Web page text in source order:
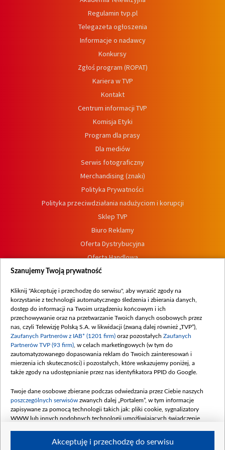
Regulamin tvp.pl
Telegazeta ogłoszenia
Informacje o nadawcy
Konkursy
Zgłoś program (ROPAT)
Kariera w TVP
Kontakt
Centrum informacji TVP
Komisja Etyki
Program dla prasy
Dla mediów
Serwis fotograficzny
Merchandising (znaki)
Polityka Prywatności
Polityka przeciwdziałania nadużyciom i korupcji
Sklep TVP
Biuro Reklamy
Oferta Dystrybucyjna
Oferta Handlowa
Dostępność
Procedura zgłoszeń wewnętrznych
Szanujemy Twoją prywatność
Kliknij "Akceptuję i przechodzę do serwisu", aby wyrazić zgody na
korzystanie z technologii automatycznego śledzenia i zbierania danych,
dostęp do informacji na Twoim urządzeniu końcowym i ich
przechowywanie oraz na przetwarzanie Twoich danych osobowych przez
nas, czyli Telewizję Polską S.A. w likwidacji (zwaną dalej również „TVP”),
Zaufanych Partnerów z IAB* (1201 firm) oraz pozostałych Zaufanych
Partnerów TVP (93 firm) , w celach marketingowych (w tym do
zautomatyzowanego dopasowania reklam do Twoich zainteresowań i
mierzenia ich skuteczności) i pozostałych, które wskazujemy poniżej, a
także zgody na udostępnianie przez nas identyfikatora PPID do Google.
Twoje dane osobowe zbierane podczas odwiedzania przez Ciebie naszych
poszczególnych serwisów zwanych dalej „Portalem”, w tym informacje
zapisywane za pomocą technologii takich jak: pliki cookie, sygnalizatory
WWW lub innych podobnych technologii umożliwiających świadczenie
Akceptuję i przechodzę do serwisu